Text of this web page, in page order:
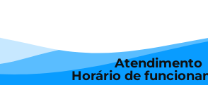
Atendimento
Horário de